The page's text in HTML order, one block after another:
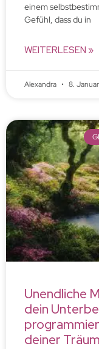
einem
Gefühl, dass du in
WEITERLESEN »
Alexandra 8.
Unendliche
dein
deiner